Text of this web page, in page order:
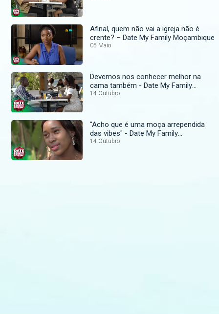
Afinal, quem não vai a igreja não é
crente? – Date My Family Moçambique
05 Maio
Devemos nos conhecer melhor na
cama também - Date My Family
Moçambique
14 Outubro
"Acho que é uma moça arrependida
das vibes" - Date My Family
Moçambique
14 Outubro